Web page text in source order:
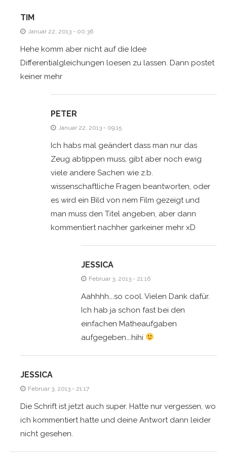
TIM
Januar 22, 2013 - 00:36
Hehe komm aber nicht auf die Idee
Differentialgleichungen loesen zu lassen. Dann postet
keiner mehr
PETER
Januar 22, 2013 - 09:15
Ich habs mal geändert dass man nur das
Zeug abtippen muss, gibt aber noch ewig
viele andere Sachen wie z.b.
wissenschaftliche Fragen beantworten, oder
es wird ein Bild von nem Film gezeigt und
man muss den Titel angeben, aber dann
kommentiert nachher garkeiner mehr xD
JESSICA
Februar 3, 2013 - 21:16
Aahhhh….so cool. Vielen Dank dafür.
Ich hab ja schon fast bei den
einfachen Matheaufgaben
aufgegeben….hihi
JESSICA
Februar 3, 2013 - 21:17
Die Schrift ist jetzt auch super. Hatte nur vergessen, wo
ich kommentiert hatte und deine Antwort dann leider
nicht gesehen.